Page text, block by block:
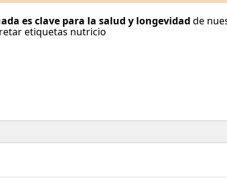
es clave para la salud y longevidad de
etiquetas nutricio